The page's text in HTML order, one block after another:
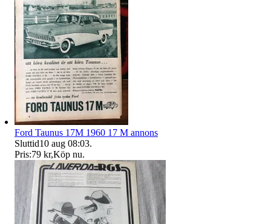
Ford Taunus 17M 1960 17 M annons
Sluttid10 aug 08:03.
Pris:79 kr,Köp nu.